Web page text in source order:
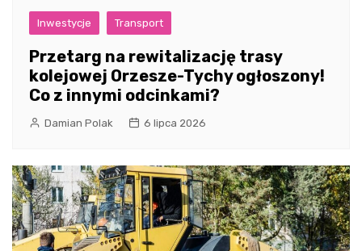
Inwestycje Transport
Przetarg na rewitalizację trasy
kolejowej Orzesze-Tychy ogłoszony!
Co z innymi odcinkami?
Damian Polak 6 lipca 2026